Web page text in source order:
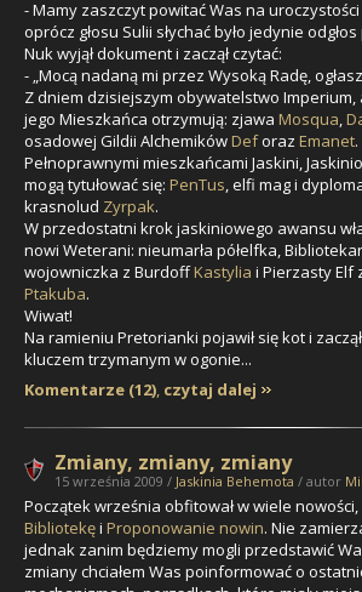
- Mamy zaszczyt powitać Was na
oprócz głosu Sulii słychać było jedynie
Nuk wyjął dokument i zaczął czytać:
- „Mocą nadaną mi przez Wysoką Radę,
Z dniem dzisiejszym obywatelstwo Imperium,
jego Mieszkańca otrzymują: zjawa Mosqua,
osadowej Gildii AlchemikówDeforaz Emanet.
Pełnoprawnymi mieszkańcami Jaskini,
mogą tytułować się: PenTus, elfi mag i
krasnolud Zyrpak.
W przedostatni krok jaskiniowego awansu
nowi Weterani: nieumarła półelfka,
wojowniczka z BurdoffKastylia i Pierzasty Elf
Ptakuba.
Wiwat!
Na ramieniu Pretorianki pojawił się kot i
kluczem trzymanym w ogonie...
Komentarze (12), czytaj dalej
Zmiany, zmiany, zmiany
15 września 2009 / Jaskinia Behemota / autor
Początek września obfitował w wiele nowości,
Bibliotekęi Proponowanie nowin. Nie
jednak zanim będziemy mogli przedstawić
zmiany chciałem Was poinformować o